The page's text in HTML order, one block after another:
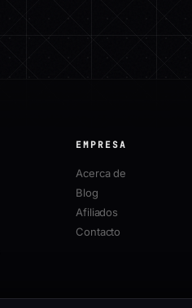
EMPRESA
Acerca de
Blog
Afiliados
Contacto